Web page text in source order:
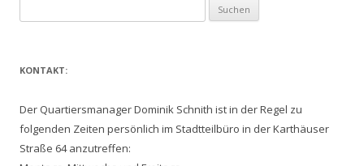
nach:
KONTAKT:
Der Quartiersmanager Dominik Schnith ist in der Regel zu
folgenden Zeiten persönlich im Stadtteilbüro in der Karthäuser
Straße 64 anzutreffen: